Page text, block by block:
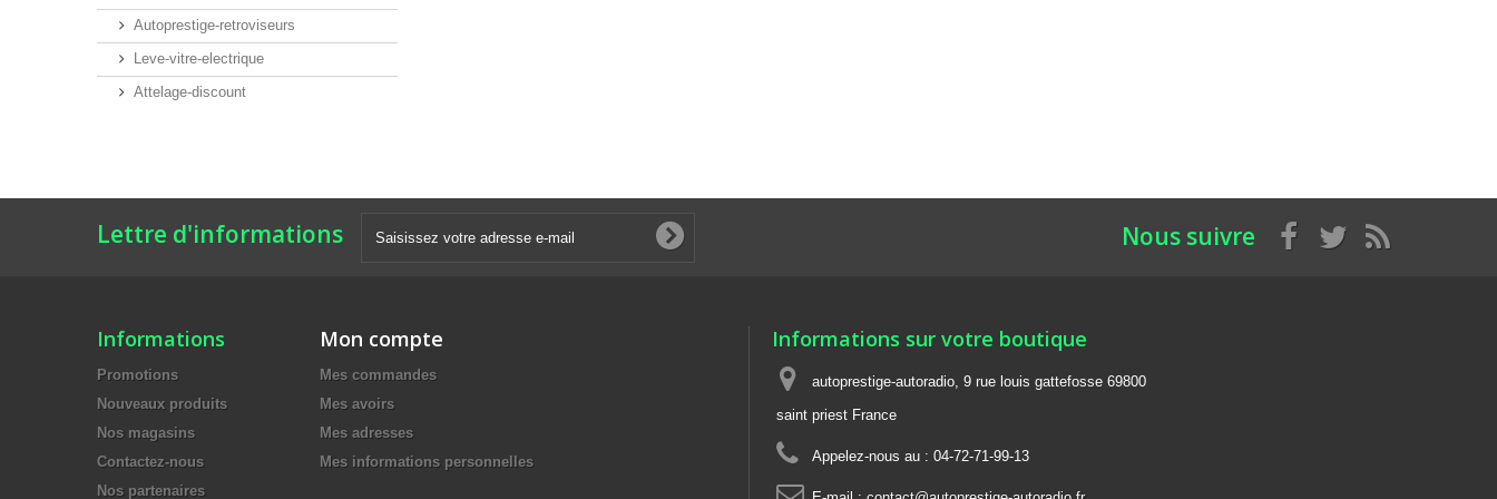
Autoprestige-retroviseurs
Leve-vitre-electrique
Attelage-discount
Lettre d'informations Nous suivre
Informations
Promotions
Nouveaux produits
Nos magasins
Contactez-nous
Nos partenaires
Mon compte
Mes commandes
Mes avoirs
Mes adresses
Mes informations personnelles
Informations sur votre boutique
autoprestige-autoradio, 9 rue louis gattefosse 69800
saint priest France
Appelez-nous au : 04-72-71-99-13